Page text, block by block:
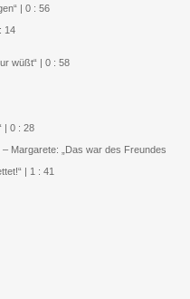
| 0 : 56
14
wüßt“ | 0 : 58
| 0 : 28
Margarete: „Das war des Freundes
| 1 : 41